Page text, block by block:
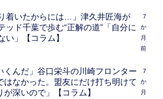
着いたからには…」津久井匠海が
ッド千葉で歩む“正解の道”「自分に
い」【コラム】
7
か
月
前
くんだ」谷口栄斗の川崎フロンター
はなかった。盟友にだけ打ち明けて
深いので」【コラム】
7
か
月